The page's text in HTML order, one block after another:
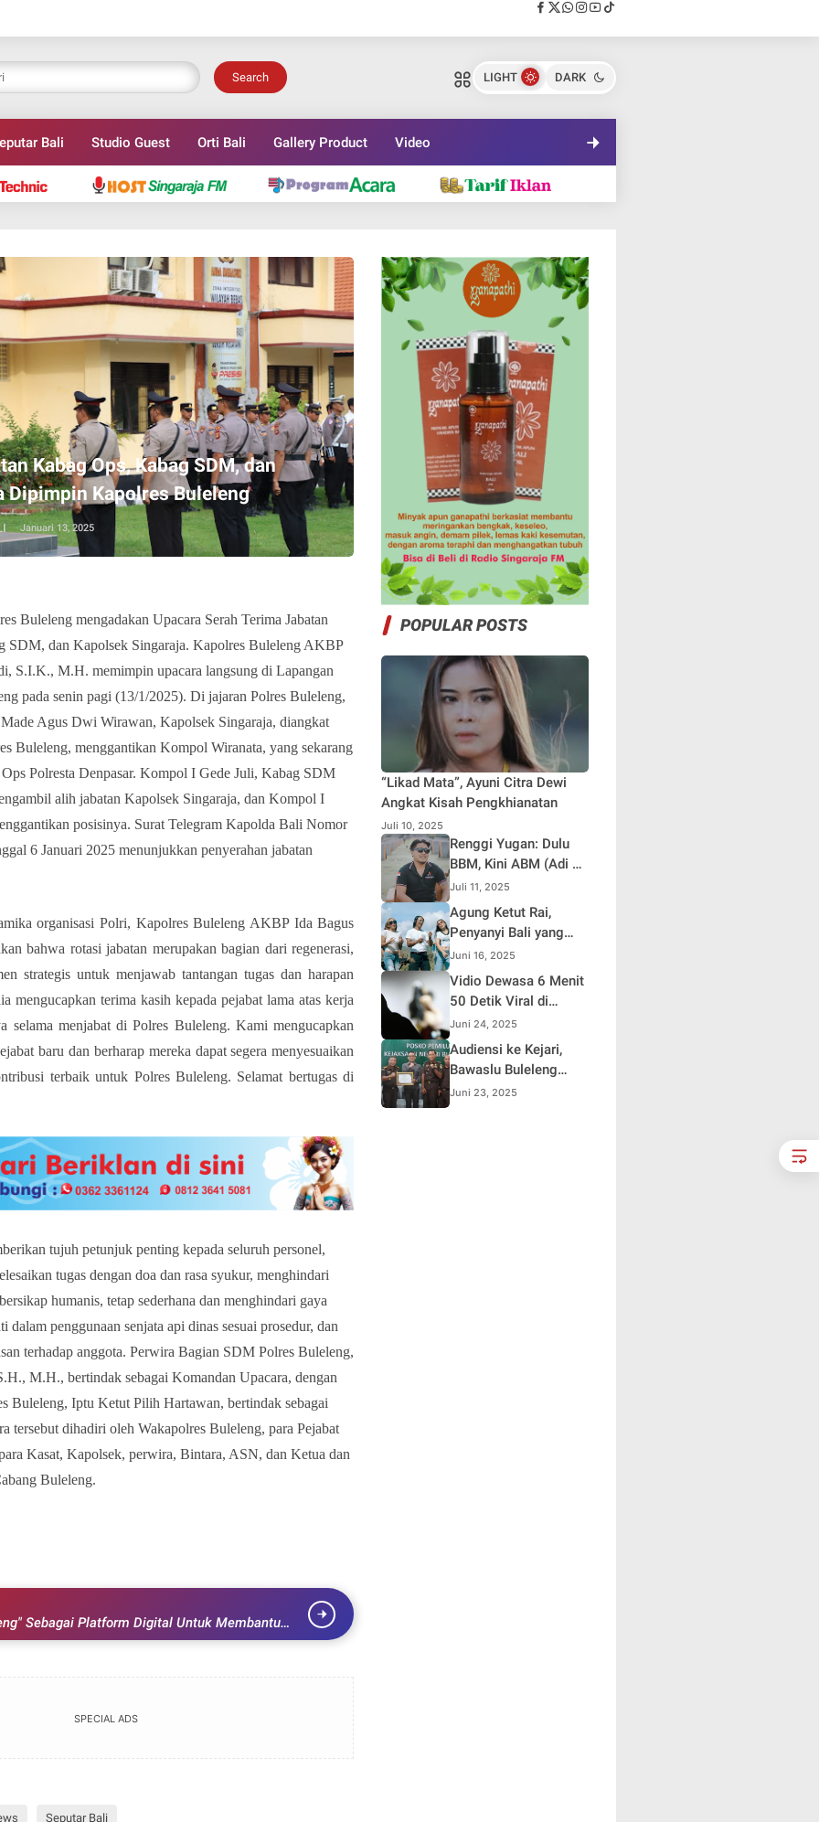
Search LIGHT DARK
Bali Studio Guest Orti Bali Gallery Product Video
Kabag Ops, Kabag SDM, dan
Dipimpin Kapolres Buleleng
Januari 13, 2025
Buleleng mengadakan Upacara Serah Terima Jabatan
SDM, dan Kapolsek Singaraja. Kapolres Buleleng AKBP
S.I.K., M.H. memimpin upacara langsung di Lapangan
pada senin pagi (13/1/2025). Di jajaran Polres Buleleng,
Agus Dwi Wirawan, Kapolsek Singaraja, diangkat
Buleleng, menggantikan Kompol Wiranata, yang sekarang
Polresta Denpasar. Kompol I Gede Juli, Kabag SDM
alih jabatan Kapolsek Singaraja, dan Kompol I
posisinya. Surat Telegram Kapolda Bali Nomor
6 Januari 2025 menunjukkan penyerahan jabatan
organisasi Polri, Kapolres Buleleng AKBP Ida Bagus
bahwa rotasi jabatan merupakan bagian dari regenerasi,
strategis untuk menjawab tantangan tugas dan harapan
mengucapkan terima kasih kepada pejabat lama atas kerja
selama menjabat di Polres Buleleng. Kami mengucapkan
baru dan berharap mereka dapat segera menyesuaikan
terbaik untuk Polres Buleleng. Selamat bertugas di
tujuh petunjuk penting kepada seluruh personel,
tugas dengan doa dan rasa syukur, menghindari
humanis, tetap sederhana dan menghindari gaya
dalam penggunaan senjata api dinas sesuai prosedur, dan
terhadap anggota. Perwira Bagian SDM Polres Buleleng,
M.H., bertindak sebagai Komandan Upacara, dengan
Buleleng, Iptu Ketut Pilih Hartawan, bertindak sebagai
tersebut dihadiri oleh Wakapolres Buleleng, para Pejabat
Kasat, Kapolsek, perwira, Bintara, ASN, dan Ketua dan
Buleleng.
Sebagai Platform Digital Untuk Membantu
Produknya
SPECIAL ADS
Seputar Bali
POPULAR POSTS
“Likad Mata”, Ayuni Citra Dewi
Angkat Kisah Pengkhianatan
Juli 10, 2025
Renggi Yugan: Dulu
BBM, Kini ABM (Adi Be
Mesanding)
Juli 11, 2025
Agung Ketut Rai,
Penyanyi Bali yang
Viral Lewat Lagu
"Timpal Sirep"
Juni 16, 2025
Vidio Dewasa 6 Menit
50 Detik Viral di
Sosmed ,Polisi
Lakukan Penelusuran
Juni 24, 2025
Audiensi ke Kejari,
Bawaslu Buleleng
Apresiasi Sinergi
Juni 23, 2025